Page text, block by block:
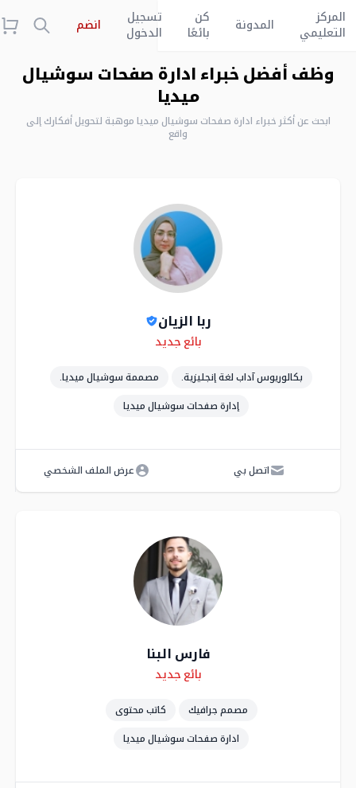
المركز
التعليمي
المدونة
كن
بائعًا
تسجيل
الدخول
انضم
وظف أفضل خبراء ادارة صفحات سوشيال
ميديا
ابحث عن أكثر خبراء ادارة صفحات سوشيال ميديا موهبة لتحويل أفكارك إلى
واقع
ربا الزيان
بائع جديد
بكالوريوس آداب لغة إنجليزية.
مصممة سوشيال ميديا.
إدارة صفحات سوشيال ميديا
اتصل بي عرض الملف الشخصي
فارس البنا
بائع جديد
مصمم جرافيك
كاتب محتوى
ادارة صفحات سوشيال ميديا